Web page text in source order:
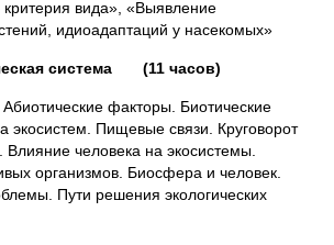
критерия вида», «Выявление
идиоадаптаций у насекомых»
система (11 часов)
факторы. Биотические
экосистем. Пищевые связи. Круговорот
Влияние человека на экосистемы.
организмов. Биосфера и человек.
Пути решения экологических